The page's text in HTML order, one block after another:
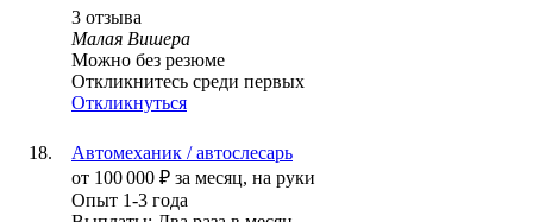
3 отзыва
Малая Вишера
Можно без резюме
Откликнитесь среди первых
Откликнуться
Автомеханик / автослесарь
от 100 000 ₽ за месяц, на руки
Опыт 1-3 года